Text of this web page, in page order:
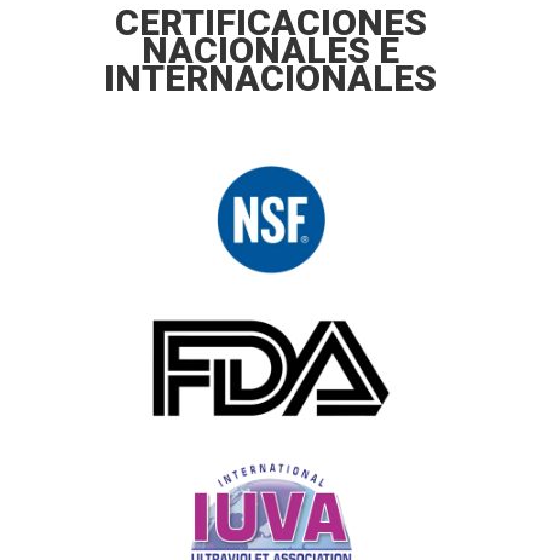
CERTIFICACIONES
NACIONALES E
INTERNACIONALES